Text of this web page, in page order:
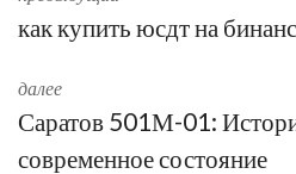
как купить юсдт на
далее
Саратов 501М-01:
современное состояние